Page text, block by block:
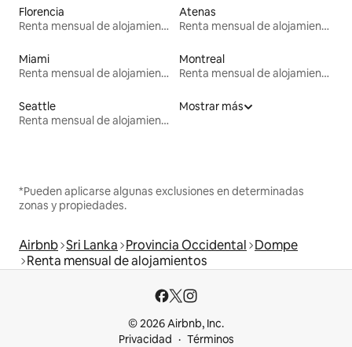
Florencia
Renta mensual de alojamientos
Atenas
Renta mensual de alojamientos
Miami
Renta mensual de alojamientos
Montreal
Renta mensual de alojamientos
Seattle
Renta mensual de alojamientos
Mostrar más
*Pueden aplicarse algunas exclusiones en determinadas
zonas y propiedades.
Airbnb Sri Lanka Provincia Occidental Dompe
Renta mensual de alojamientos
© 2026 Airbnb, Inc.
Privacidad
Términos